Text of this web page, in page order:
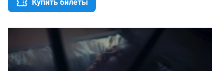
Купить билеты